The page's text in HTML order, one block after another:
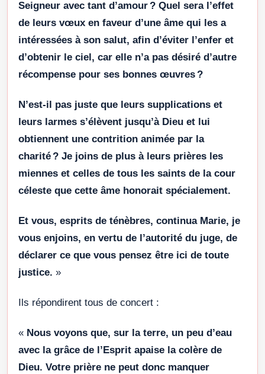
Seigneur avec tant d’amour ? Quel sera l’effet
de leurs vœux en faveur d’une âme qui les a
intéressées à son salut, afin d’éviter l’enfer et
d’obtenir le ciel, car elle n’a pas désiré d’autre
récompense pour ses bonnes œuvres ?
N’est-il pas juste que leurs supplications et
leurs larmes s’élèvent jusqu’à Dieu et lui
obtiennent une contrition animée par la
charité ? Je joins de plus à leurs prières les
miennes et celles de tous les saints de la cour
céleste que cette âme honorait spécialement.
Et vous, esprits de ténèbres, continua Marie, je
vous enjoins, en vertu de l’autorité du juge, de
déclarer ce que vous pensez être ici de toute
justice. »
Ils répondirent tous de concert :
« Nous voyons que, sur la terre, un peu d’eau
avec la grâce de l’Esprit apaise la colère de
Dieu. Votre prière ne peut donc manquer